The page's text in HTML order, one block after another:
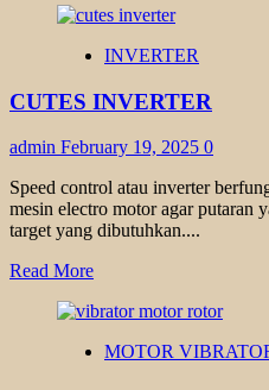
about
INVERTER
INVERTER
CUTES INVERTER
admin February 19, 2025 0
Speed control atau inverter
mesin electro motor agar putaran
target yang dibutuhkan....
Read MoreRead
about
INVERTER
MOTOR